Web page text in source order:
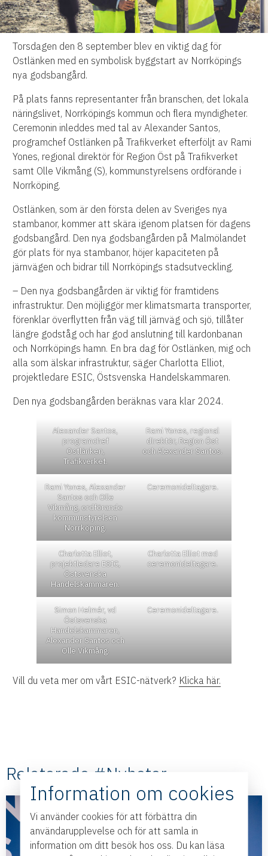
Torsdagen den 8 september blev en viktig dag för
Ostlänken med en symbolisk byggstart av Norrköpings
nya godsbangård.
På plats fanns representanter från branschen, det lokala
näringslivet, Norrköpings kommun och flera myndigheter.
Ceremonin inleddes med tal av Alexander Santos,
programchef Ostlänken på Trafikverket efterföljt av Rami
Yones, regional direktör för Region Öst på Trafikverket
samt Olle Vikmång (S), kommunstyrelsens ordförande i
Norrköping.
Ostlänken, som är den första delen av Sveriges nya
stambanor, kommer att skära igenom platsen för dagens
godsbangård. Den nya godsbangården på Malmölandet
gör plats för nya stambanor, höjer kapaciteten på
järnvägen och bidrar till Norrköpings stadsutveckling.
– Den nya godsbangården är viktig för framtidens
infrastruktur. Den möjliggör mer klimatsmarta transporter,
förenklar överflytten från väg till järnväg och sjö, tillåter
längre godståg och har god anslutning till kardonbanan
och Norrköpings hamn. En bra dag för Ostlänken, mig och
alla som älskar infrastruktur, säger Charlotta Elliot,
projektledare ESIC, Östsvenska Handelskammaren.
Den nya godsbangården beräknas vara klar 2024.
Alexander Santos,
programchef
Ostlänken,
Trafikverket.
Rami Yones, regional
direktör, Region Öst
och Alexander Santos.
Rami Yones, Alexander
Santos och Olle
Vikmång, ordförande
kommunstyrelsen
Norrköping.
Ceremonideltagare.
Charlotta Elliot,
projektledare ESIC,
Östsvenska
Handelskammaren.
Charlotta Elliot med
ceremonideltagare.
Simon Helmér, vd
Östsvenska
Handelskammaren,
Alexander Santos och
Olle Vikmång.
Ceremonideltagare.
Vill du veta mer om vårt ESIC-nätverk? Klicka här.
Relaterade #Nyheter
Information om cookies
Vi använder cookies för att förbättra din
användarupplevelse och för att samla in
information om ditt besök hos oss. Du kan läsa